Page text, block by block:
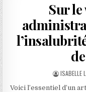
Sur
AUTHOR:
ISABELLE
Voici l’essentiel d’un